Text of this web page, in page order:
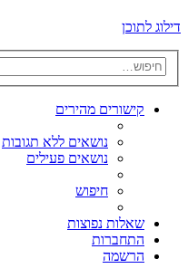
דילוג לתוכן
קישורים מהירים
נושאים ללא תגובות
נושאים פעילים
חיפוש
שאלות נפוצות
התחברות
הרשמה